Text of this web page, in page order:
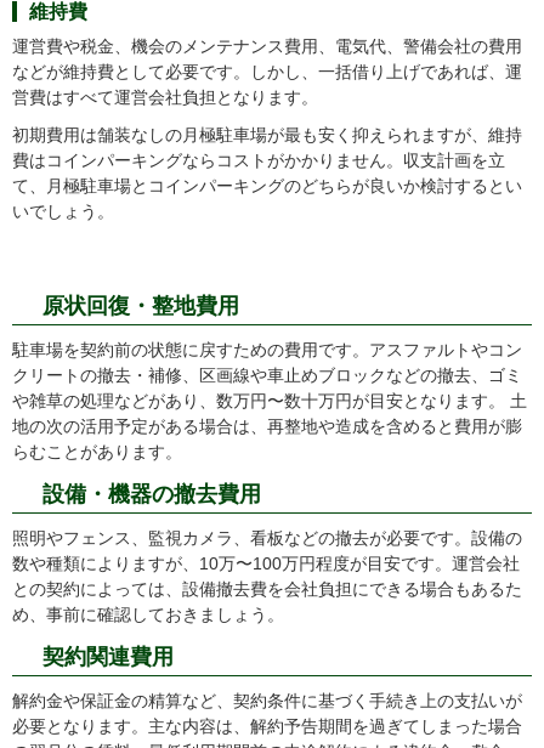
維持費
運営費や税金、機会のメンテナンス費用、電気代、警備会社の費用
などが維持費として必要です。しかし、一括借り上げであれば、運
営費はすべて運営会社負担となります。
初期費用は舗装なしの月極駐車場が最も安く抑えられますが、維持
費はコインパーキングならコストがかかりません。収支計画を立
て、月極駐車場とコインパーキングのどちらが良いか検討するとい
いでしょう。
原状回復・整地費用
駐車場を契約前の状態に戻すための費用です。アスファルトやコン
クリートの撤去・補修、区画線や車止めブロックなどの撤去、ゴミ
や雑草の処理などがあり、数万円〜数十万円が目安となります。 土
地の次の活用予定がある場合は、再整地や造成を含めると費用が膨
らむことがあります。
設備・機器の撤去費用
照明やフェンス、監視カメラ、看板などの撤去が必要です。設備の
数や種類によりますが、10万〜100万円程度が目安です。運営会社
との契約によっては、設備撤去費を会社負担にできる場合もあるた
め、事前に確認しておきましょう。
契約関連費用
解約金や保証金の精算など、契約条件に基づく手続き上の支払いが
必要となります。主な内容は、解約予告期間を過ぎてしまった場合